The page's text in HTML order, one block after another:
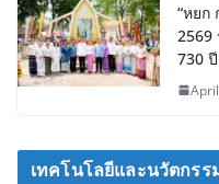
“หยก
730
เทคโนโลยีและนวัตกรร